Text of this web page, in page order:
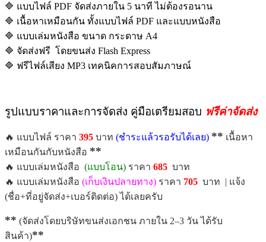
🔷 แบบไฟล์ PDF จัดส่งภายใน 5 นาที ไม่ต้องรอนาน
🔷 เนื้อหาเหมือนกัน ทั้งแบบไฟล์ PDF และแบบหนังสือ
🔷 แบบเล่มหนังสือ ขนาด กระดาษ A4
🔷 จัดส่งฟรี โดยขนส่ง Flash Express
🔷 ฟรีไฟล์เสียง MP3 เทคนิคการสอบสัมภาษณ์
รูปแบบราคาและการจัดส่ง คู่มือเตรียมสอบ ฟรีค่าจัดส่ง
🔥 แบบไฟล์ ราคา 395 บาท (ชำระแล้วรอรับได้เลย) ** เนื้อหา
เหมือนกันกับหนังสือ **
🔥 แบบเล่มหนังสือ (แบบโอน) ราคา 685 บาท
🔥 แบบเล่มหนังสือ (เก็บเงินปลายทาง) ราคา 705 บาท | แจ้ง
(ชื่อ+ที่อยู่จัดส่ง+เบอร์ติดต่อ) ได้เลยครับ
** (จัดส่งโดยบริษัทขนส่งเอกชน ภายใน 2–3 วัน ได้รับ
สินค้า)**